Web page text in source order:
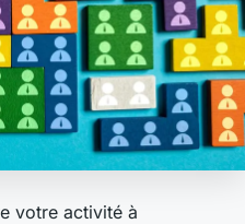
votre activité à